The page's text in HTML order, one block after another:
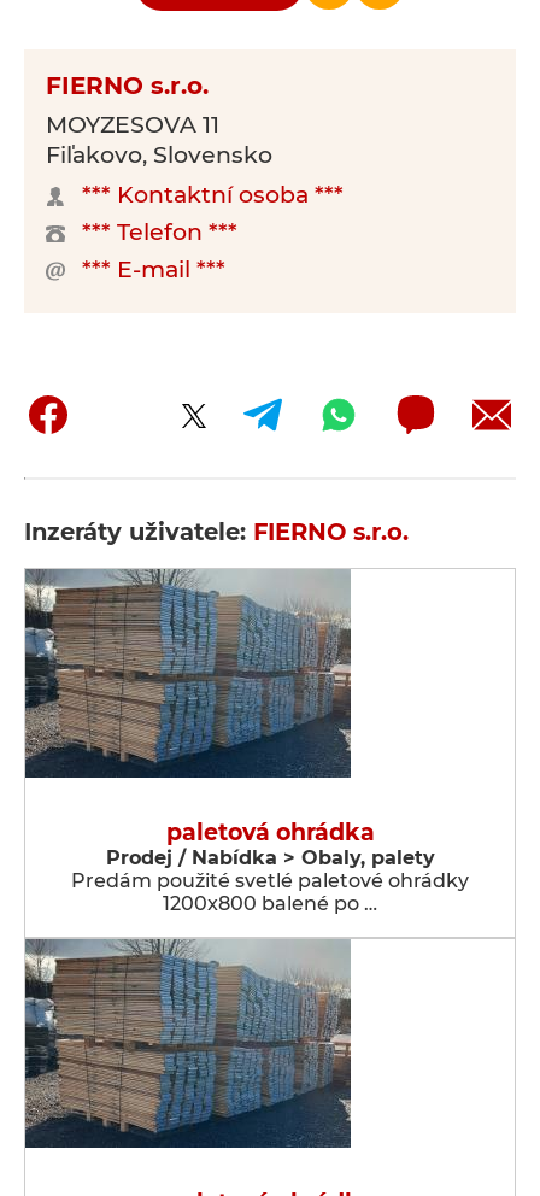
FIERNO s.r.o.
MOYZESOVA 11
Fiľakovo, Slovensko
*** Kontaktní osoba ***
*** Telefon ***
*** E-mail ***
Inzeráty uživatele: FIERNO s.r.o.
paletová ohrádka
Prodej / Nabídka > Obaly, palety
Predám použité svetlé paletové ohrádky
1200x800 balené po …